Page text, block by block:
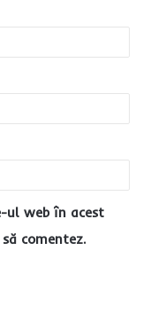
ul web în acest
comentez.